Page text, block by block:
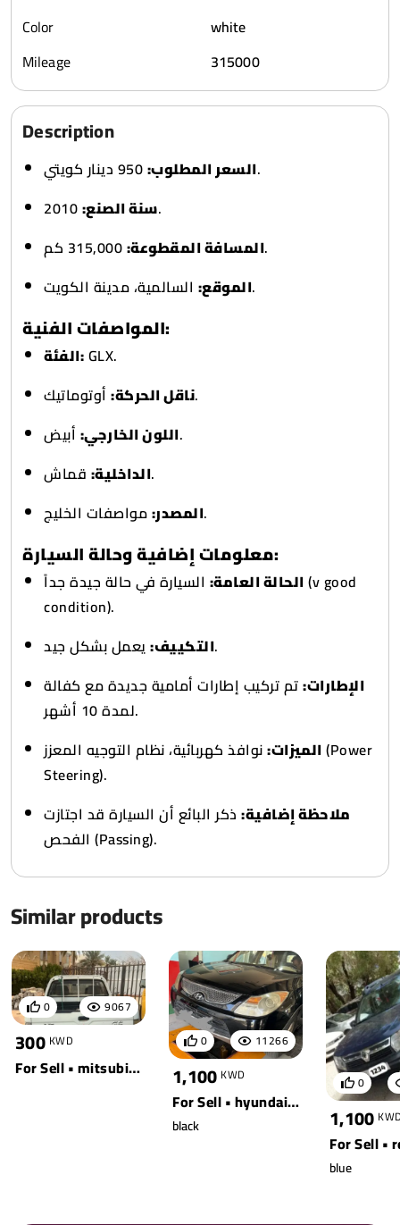
Color
white
Mileage
315000
Description
السعر المطلوب:950 دينار كويتي.
سنة الصنع:2010.
المسافة المقطوعة:315,000 كم.
الموقع:السالمية، مدينة الكويت.
المواصفات الفنية:
الفئة:GLX.
ناقل الحركة:أوتوماتيك.
اللون الخارجي:أبيض.
الداخلية:قماش.
المصدر:مواصفات الخليج.
معلومات إضافية وحالة السيارة:
الحالة العامة: السيارة في حالة جيدة جداً (v good
condition).
التكييف:يعمل بشكل جيد.
الإطارات:تم تركيب إطارات أمامية جديدة مع كفالة
لمدة 10 أشهر.
الميزات:نوافذ كهربائية، نظام التوجيه المعزز (Power
Steering).
ملاحظة إضافية: ذكر البائع أن السيارة قد اجتازت
الفحص (Passing).
Similar products
9067
0
300 KWD
For Sell • mitsubishi • white
11266
0
1,100 KWD
For Sell • hyundai • veracruz 4wd
black
0
1,100
blue